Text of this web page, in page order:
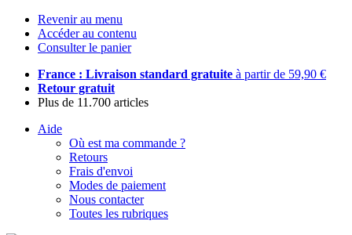
Revenir au menu
Accéder au contenu
Consulter le panier
France : Livraison standard gratuite à partir de 59,90 €
Retour gratuit
Plus de 11.700 articles
Aide
Où est ma commande ?
Retours
Frais d'envoi
Modes de paiement
Nous contacter
Toutes les rubriques